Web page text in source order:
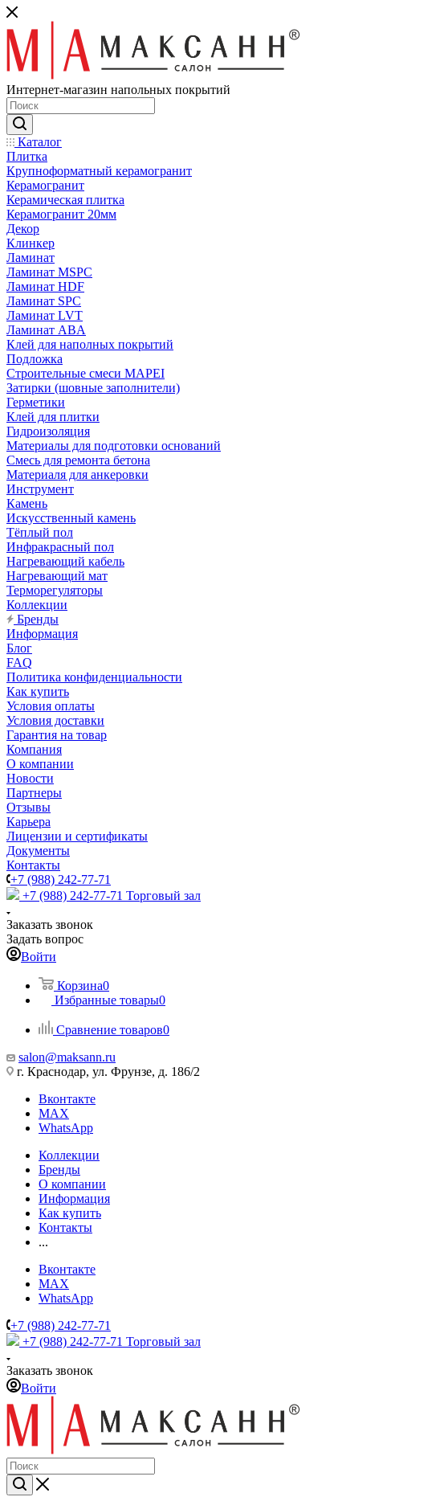
Интернет-магазин напольных покрытий
Каталог
Плитка
Крупноформатный керамогранит
Керамогранит
Керамическая плитка
Керамогранит 20мм
Декор
Клинкер
Ламинат
Ламинат MSPC
Ламинат HDF
Ламинат SPC
Ламинат LVT
Ламинат ABA
Клей для наполных покрытий
Подложка
Строительные смеси MAPEI
Затирки (шовные заполнители)
Герметики
Клей для плитки
Гидроизоляция
Материалы для подготовки оснований
Смесь для ремонта бетона
Материаля для анкеровки
Инструмент
Камень
Искусственный камень
Тёплый пол
Инфракрасный пол
Нагревающий кабель
Нагревающий мат
Терморегуляторы
Коллекции
Бренды
Информация
Блог
FAQ
Политика конфиденциальности
Как купить
Условия оплаты
Условия доставки
Гарантия на товар
Компания
О компании
Новости
Партнеры
Отзывы
Карьера
Лицензии и сертификаты
Документы
Контакты
+7 (988) 242-77-71
+7 (988) 242-77-71 Торговый зал
Заказать звонок
Задать вопрос
Войти
Корзина0
Избранные товары0
Сравнение товаров0
salon@maksann.ru
г. Краснодар, ул. Фрунзе, д. 186/2
Вконтакте
MAX
WhatsApp
Коллекции
Бренды
О компании
Информация
Как купить
Контакты
...
Вконтакте
MAX
WhatsApp
+7 (988) 242-77-71
+7 (988) 242-77-71 Торговый зал
Заказать звонок
Войти